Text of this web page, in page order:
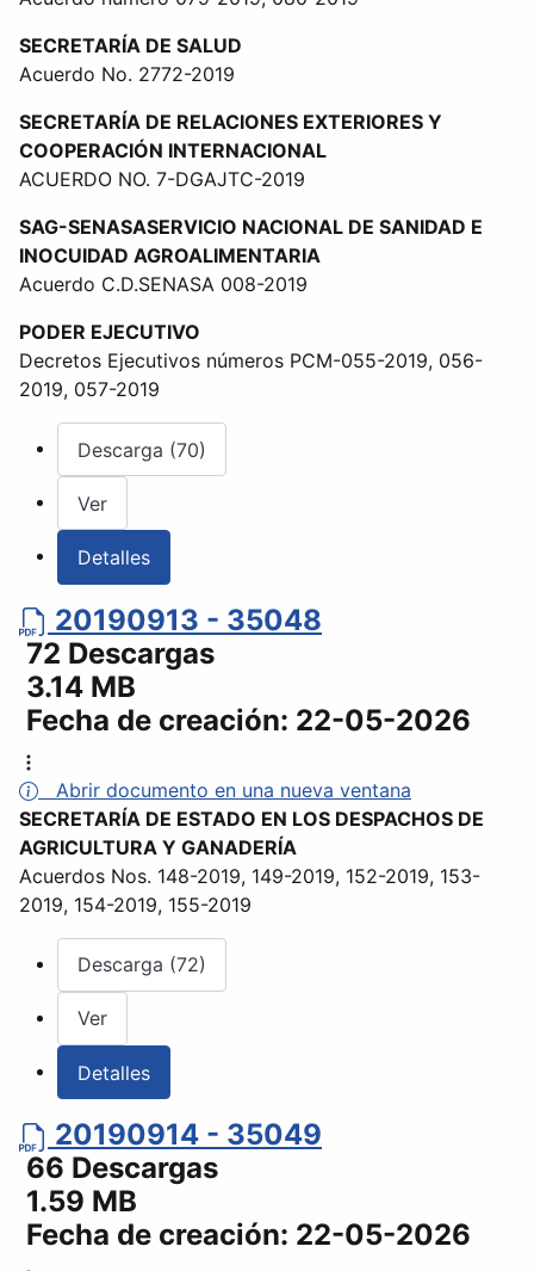
SECRETARÍA DE SALUD
Acuerdo No. 2772-2019
SECRETARÍA DE RELACIONES EXTERIORES Y
COOPERACIÓN INTERNACIONAL
ACUERDO NO. 7-DGAJTC-2019
SAG-SENASASERVICIO NACIONAL DE SANIDAD E
INOCUIDAD AGROALIMENTARIA
Acuerdo C.D.SENASA 008-2019
PODER EJECUTIVO
Decretos Ejecutivos números PCM-055-2019, 056-
2019, 057-2019
Descarga (70)
Ver
Detalles
20190913 - 35048
72 Descargas
3.14 MB
Fecha de creación: 22-05-2026
Abrir documento en una nueva ventana
SECRETARÍA DE ESTADO EN LOS DESPACHOS DE
AGRICULTURA Y GANADERÍA
Acuerdos Nos. 148-2019, 149-2019, 152-2019, 153-
2019, 154-2019, 155-2019
Descarga (72)
Ver
Detalles
20190914 - 35049
66 Descargas
1.59 MB
Fecha de creación: 22-05-2026